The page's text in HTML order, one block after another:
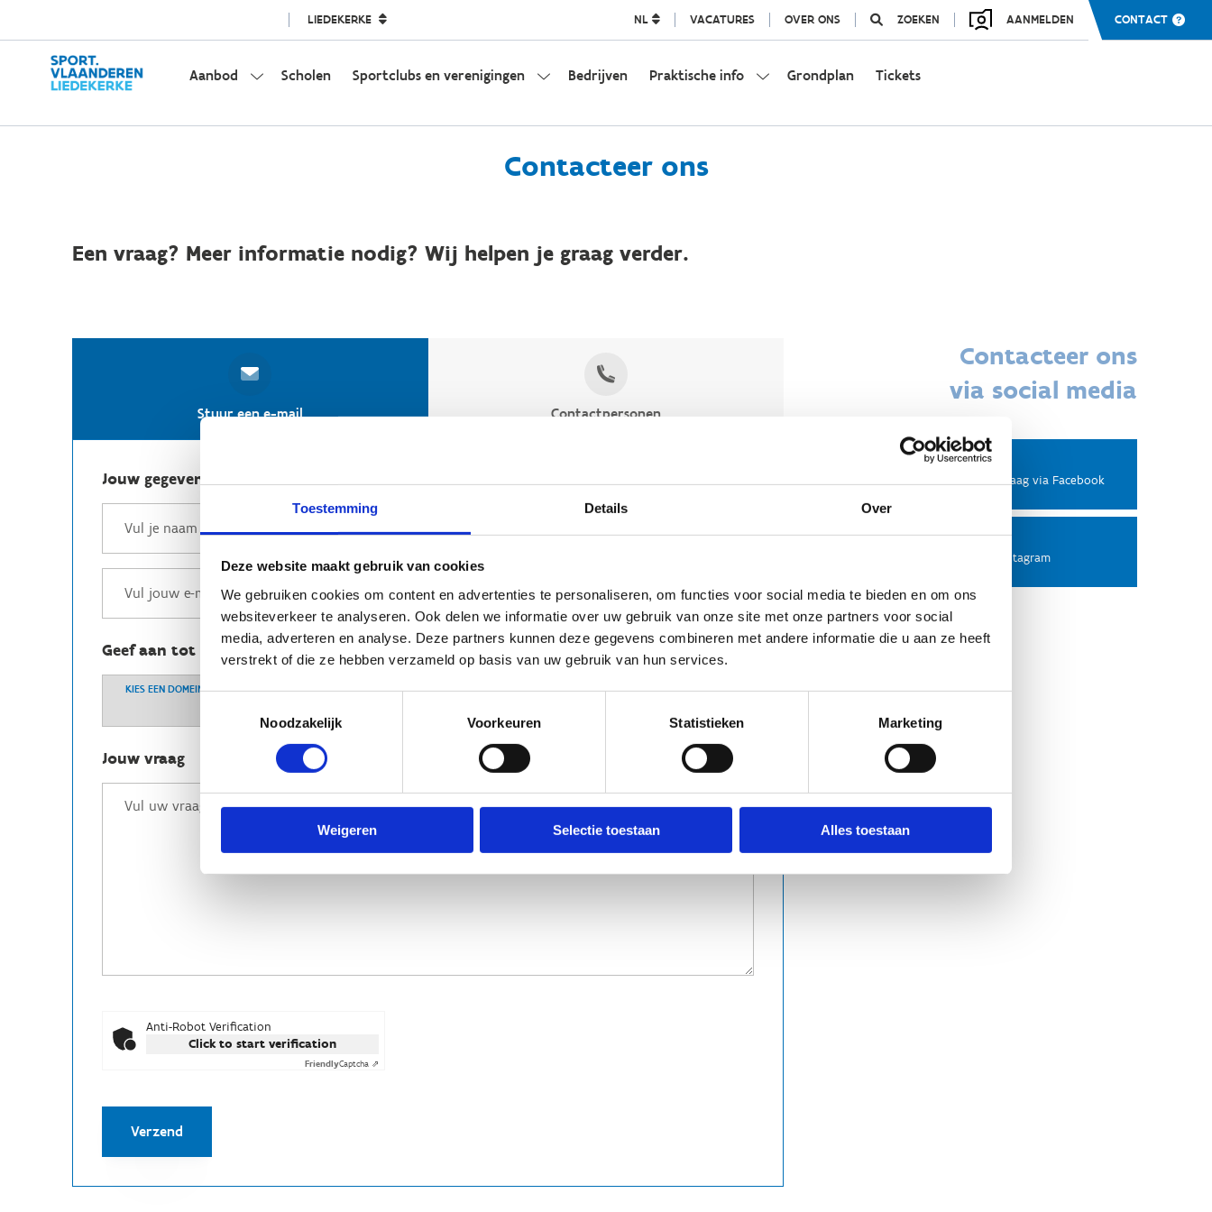
Toestemming Details Over
Deze website maakt gebruik van cookies
We gebruiken cookies om content en advertenties te personaliseren, om functies voor social media te bieden en om ons
websiteverkeer te analyseren. Ook delen we informatie over uw gebruik van onze site met onze partners voor social
media, adverteren en analyse. Deze partners kunnen deze gegevens combineren met andere informatie die u aan ze heeft
verstrekt of die ze hebben verzameld op basis van uw gebruik van hun services.
Noodzakelijk
Voorkeuren Statistieken Marketing
Weigeren Selectie toestaan Alles toestaan
LIEDEKERKE NL VACATURES OVER ONS ZOEKEN AANMELDEN CONTACT
Aanbod Scholen Sportclubs en verenigingen Bedrijven Praktische info Grondplan Tickets
Contacteer ons
Een vraag? Meer informatie nodig? Wij helpen je graag verder.
Stuur een e-mail Contactpersonen
Jouw gegevens
Geef aan tot welk domein jouw vraag behoort
KIES EEN DOMEIN
Jouw vraag
Anti-Robot Verification
Click to start verification
FriendlyCaptcha ⇗
Verzend
Contacteer ons
via social media
Facebook
Stel ons een vraag via Facebook
Instagram
Volg ons op Instagram